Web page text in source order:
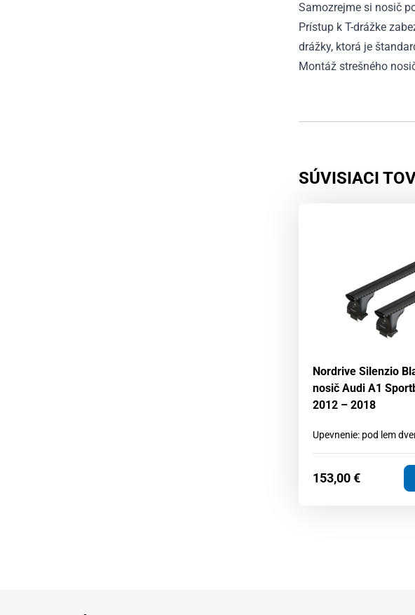
Samozrejme si nosič
Prístup k T-drážke
drážky, ktorá je
Montáž strešného
SÚVISIACI
Nordrive Silenzio
nosič Audi A1
2012 – 2018
Upevnenie: pod lem
153,00€